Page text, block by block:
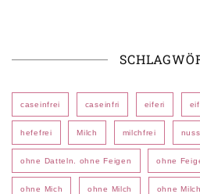
caseinfrei caseinfri eiferi
hefefrei Milch milchfrei
ohne Datteln. ohne Feigen ohne
ohne Mich ohne Milch ohne Milch.